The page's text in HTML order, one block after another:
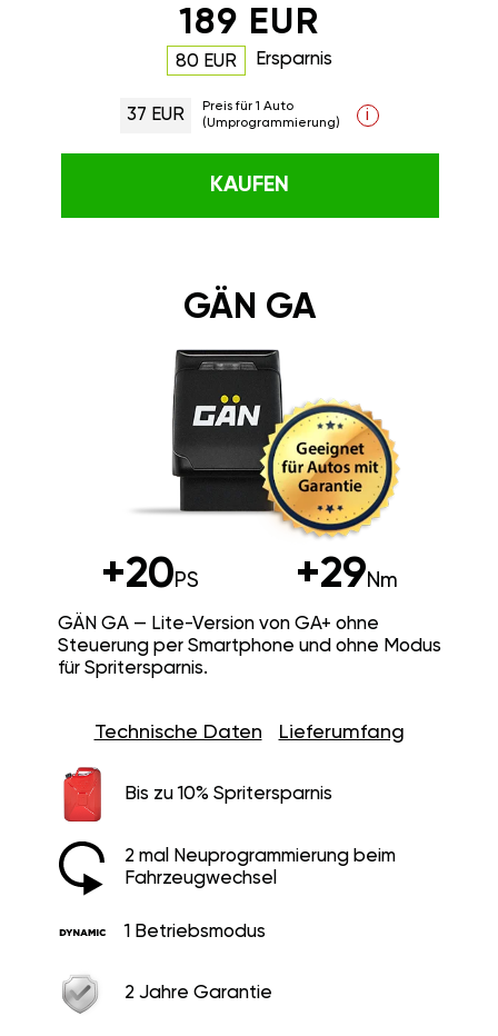
189 EUR
80 EUR Ersparnis
37 EUR
Preis für 1 Auto
(Umprogrammierung)
i
KAUFEN
GÄN GA
+20PS +29Nm
GÄN GA — Lite-Version von GA+ ohne
Steuerung per Smartphone und ohne Modus
für Spritersparnis.
Technische Daten Lieferumfang
Bis zu 10% Spritersparnis
2 mal Neuprogrammierung beim
Fahrzeugwechsel
1 Betriebsmodus
2 Jahre Garantie